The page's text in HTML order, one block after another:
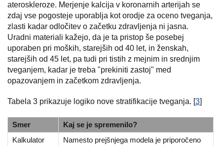
ateroskleroze. Merjenje kalcija v koronarnih arterijah se
zdaj vse pogosteje uporablja kot orodje za oceno tveganja,
zlasti kadar odločitev o začetku zdravljenja ni jasna.
Uradni materiali kažejo, da je ta pristop še posebej
uporaben pri moških, starejših od 40 let, in ženskah,
starejših od 45 let, pa tudi pri tistih z mejnim in srednjim
tveganjem, kadar je treba "prekiniti zastoj" med
opazovanjem in začetkom zdravljenja.
Tabela 3 prikazuje logiko nove stratifikacije tveganja. [3]
Smer
Kaj se je spremenilo?
Kalkulator
Namesto prejšnjega modela je priporočeno